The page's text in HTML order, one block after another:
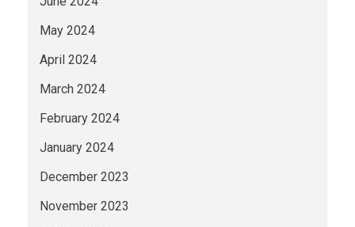
May 2024
April 2024
March 2024
February 2024
January 2024
December 2023
November 2023